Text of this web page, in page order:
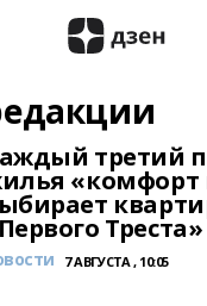
третий
«комфорт
Треста»
7 АВГУСТА , 10:05